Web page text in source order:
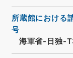
所蔵館における
号
海軍省-日独-